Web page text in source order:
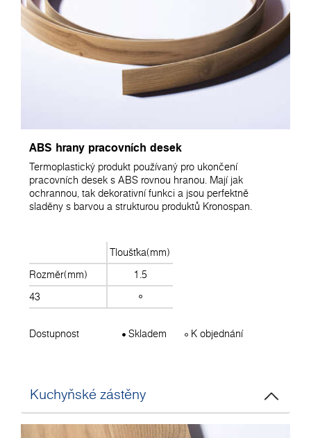
ABS hrany pracovních desek
Termoplastický produkt používaný pro ukončení
pracovních desek s ABS rovnou hranou. Mají jak
ochrannou, tak dekorativní funkci a jsou perfektně
sladěny s barvou a strukturou produktů Kronospan.
Tloušťka(mm)
Rozměr(mm)
1.5
43
Dostupnost Skladem K objednání
Kuchyňské zástěny